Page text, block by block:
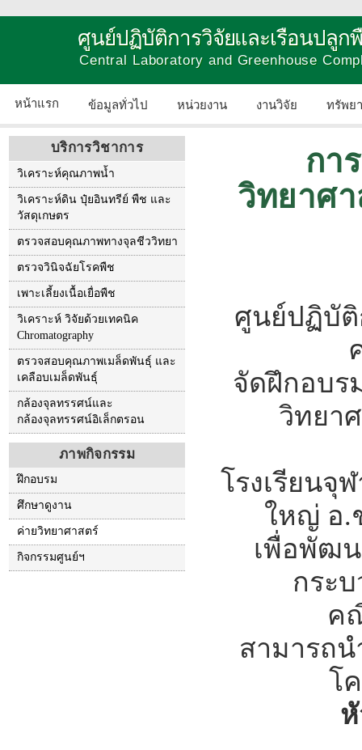
ศูนย์ปฏิบัติการวิจัยและเรือนปลูก
Central Laboratory and Greenhouse
หน้าแรก ข้อมูลทั่วไป หน่วยงาน งานวิจัย ทรัพย
บริการวิชาการ
วิเคราะห์คุณภาพน้ำ
วิเคราะห์ดิน ปุ๋ยอินทรีย์ พืช และ
วัสดุเกษตร
ตรวจสอบคุณภาพทางจุลชีววิทยา
ตรวจวินิจฉัยโรคพืช
เพาะเลี้ยงเนื้อเยื่อพืช
วิเคราะห์ วิจัยด้วยเทคนิค
Chromatography
ตรวจสอบคุณภาพเมล็ดพันธุ์ และ
เคลือบเมล็ดพันธุ์
กล้องจุลทรรศน์และ
กล้องจุลทรรศน์อิเล็กตรอน
ภาพกิจกรรม
ฝึกอบรม
ศึกษาดูงาน
ค่ายวิทยาศาสตร์
กิจกรรมศูนย์ฯ
กา
วิทยาศ
ศูนย์ปฏิบัติ
จัดฝึกอบร
วิทยา
โรงเรียนจุ
ใหญ่ อ.
เพื่อพัฒ
กระ
ค
สามารถ
โ